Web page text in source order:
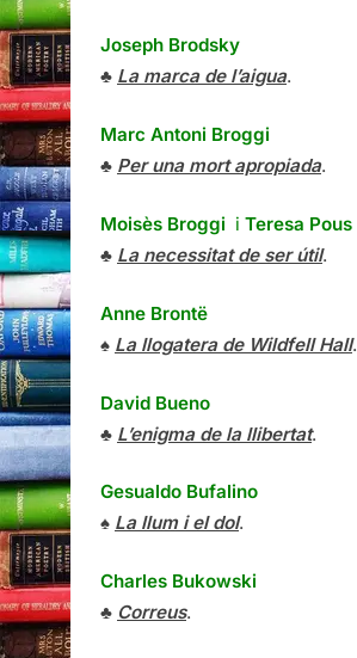
Joseph Brodsky
♣ La marca de l’aigua.
Marc Antoni Broggi
♣ Per una mort apropiada.
Moisès Broggi i Teresa Pous
♣ La necessitat de ser útil.
Anne Brontë
♠ La llogatera de Wildfell Hall.
David Bueno
♣ L’enigma de la llibertat.
Gesualdo Bufalino
♠ La llum i el dol.
Charles Bukowski
♣ Correus.